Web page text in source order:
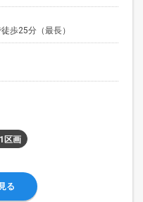
歩25分（最長）
区画
る